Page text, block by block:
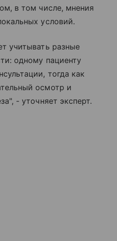
в том числе, мнения
условий.
учитывать разные
одному пациенту
тогда как
осмотр и
- уточняет эксперт.